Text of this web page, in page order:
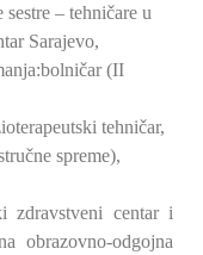
– tehničare u
Sarajevo,
(II
tehničar,
spreme),
zdravstveni centar i
obrazovno-odgojna